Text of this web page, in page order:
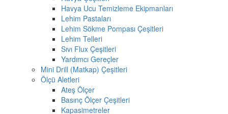
Havya Ucu Temizleme Ekipmanları
Lehim Pastaları
Lehim Sökme Pompası Çeşitleri
Lehim Telleri
Sıvı Flux Çeşitleri
Yardımcı Gereçler
Mini Drill (Matkap) Çeşitleri
Ölçü Aletleri
Ateş Ölçer
Basınç Ölçer Çeşitleri
Kapasimetreler